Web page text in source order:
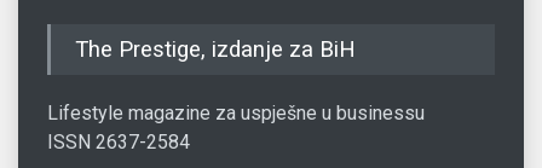
The Prestige, izdanje za BiH
Lifestyle magazine za uspješne u businessu
ISSN 2637-2584